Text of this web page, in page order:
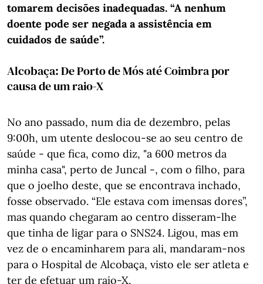
tomarem decisões inadequadas. “A nenhum
doente pode ser negada a assistência em
cuidados de saúde”.
Alcobaça: De Porto de Mós até Coimbra por
causa de um raio-X
No ano passado, num dia de dezembro, pelas
9:00h, um utente deslocou-se ao seu centro de
saúde - que fica, como diz, "a 600 metros da
minha casa", perto de Juncal -, com o filho, para
que o joelho deste, que se encontrava inchado,
fosse observado. “Ele estava com imensas dores”,
mas quando chegaram ao centro disseram-lhe
que tinha de ligar para o SNS24. Ligou, mas em
vez de o encaminharem para ali, mandaram-nos
para o Hospital de Alcobaça, visto ele ser atleta e
ter de efetuar um raio-X.